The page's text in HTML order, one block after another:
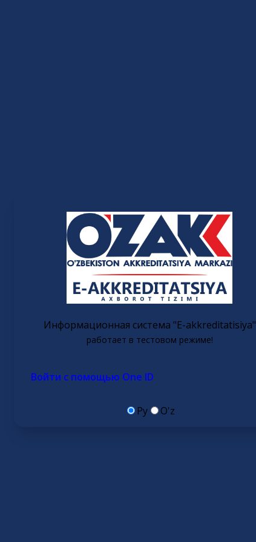
Информационная система "E-akkreditatisiya"
работает в тестовом режиме!
Войти с помощью One ID
Ру O'z